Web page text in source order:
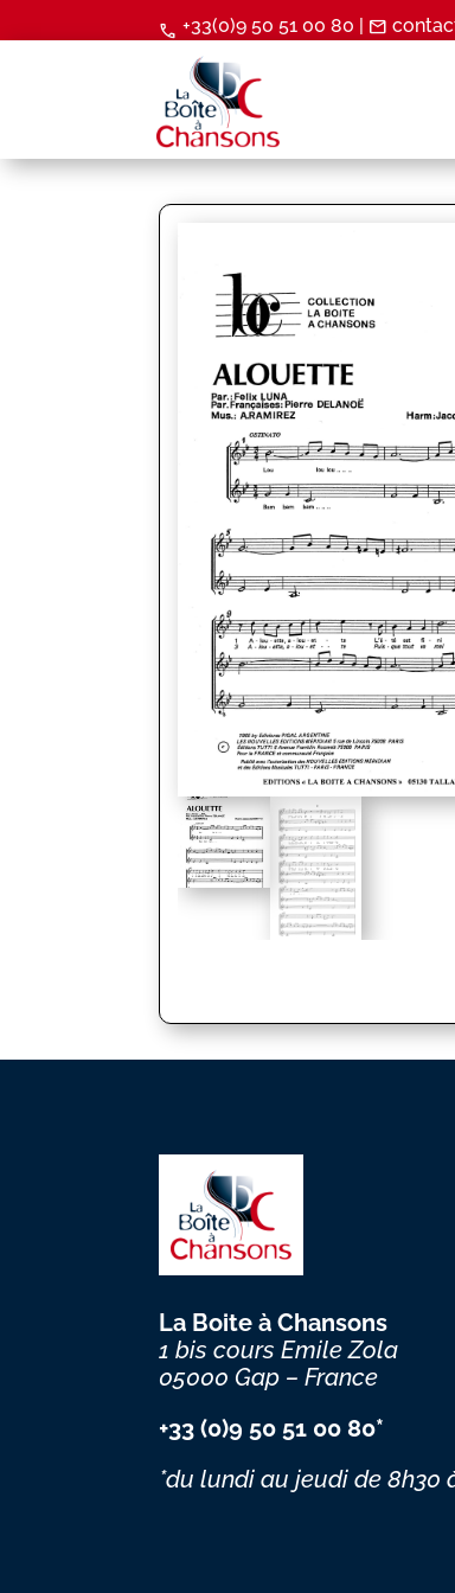
call +33(0)9 50 51 00 80 | mail
La Boite à Chansons
1 bis cours Emile Zola
05000 Gap – France
+33 (0)9 50 51 00 80*
*du lundi au jeudide 8h30